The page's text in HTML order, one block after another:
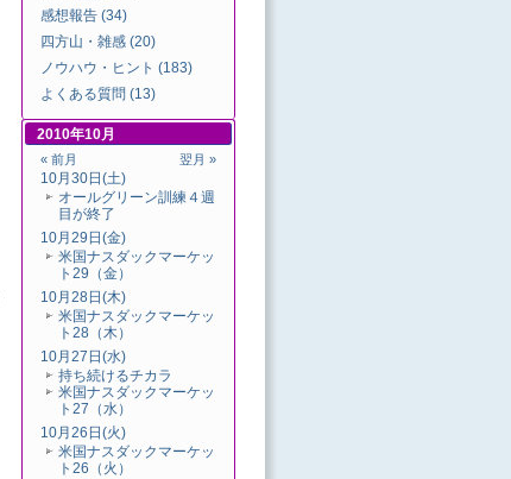
感想報告 (34)
四方山・雑感 (20)
ノウハウ・ヒント (183)
よくある質問 (13)
2010年10月
« 前月 翌月 »
10月30日(土)
オールグリーン訓練４週
目が終了
10月29日(金)
米国ナスダックマーケッ
ト29（金）
10月28日(木)
米国ナスダックマーケッ
ト28（木）
10月27日(水)
持ち続けるチカラ
米国ナスダックマーケッ
ト27（水）
10月26日(火)
米国ナスダックマーケッ
ト26（火）